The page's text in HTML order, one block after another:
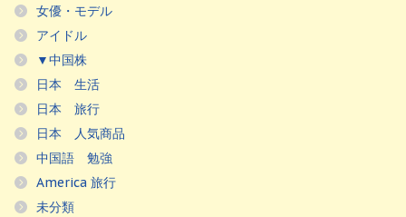
女優・モデル
アイドル
▼中国株
日本 生活
日本 旅行
日本 人気商品
中国語 勉強
America 旅行
未分類